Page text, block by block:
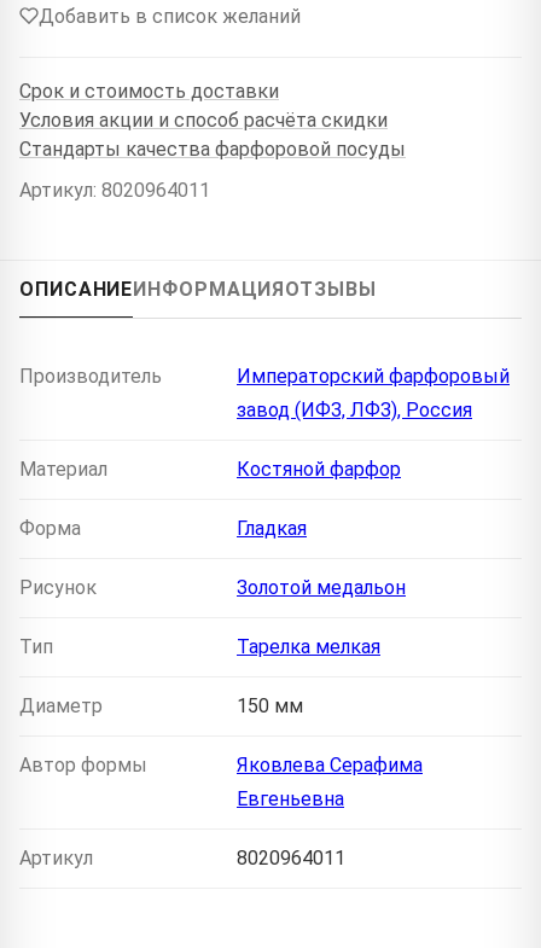
Добавить в список желаний
Срок и стоимость доставки
Условия акции и способ расчёта скидки
Стандарты качества фарфоровой посуды
Артикул: 8020964011
ОПИСАНИЕИНФОРМАЦИЯОТЗЫВЫ
Производитель
Императорский фарфоровый
завод (ИФЗ, ЛФЗ), Россия
Материал Костяной фарфор
Форма Гладкая
Рисунок Золотой медальон
Тип Тарелка мелкая
Диаметр 150 мм
Автор формы
Яковлева Серафима
Евгеньевна
Артикул 8020964011